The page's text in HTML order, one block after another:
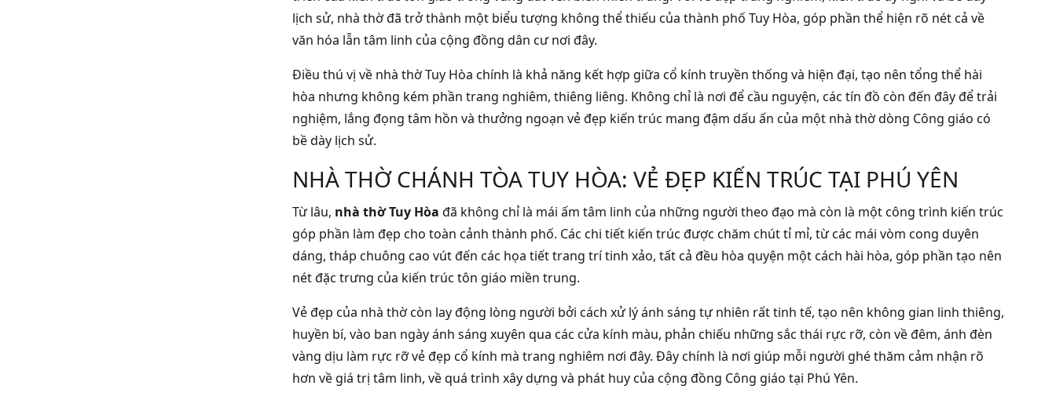
lịch sử, nhà thờ đã trở thành một biểu tượng không thể thiếu của thành phố Tuy Hòa, góp phần thể hiện rõ nét cả về
văn hóa lẫn tâm linh của cộng đồng dân cư nơi đây.
Điều thú vị về nhà thờ Tuy Hòa chính là khả năng kết hợp giữa cổ kính truyền thống và hiện đại, tạo nên tổng thể hài
hòa nhưng không kém phần trang nghiêm, thiêng liêng. Không chỉ là nơi để cầu nguyện, các tín đồ còn đến đây để trải
nghiệm, lắng đọng tâm hồn và thưởng ngoạn vẻ đẹp kiến trúc mang đậm dấu ấn của một nhà thờ dòng Công giáo có
bề dày lịch sử.
NHÀ THỜ CHÁNH TÒA TUY HÒA: VẺ ĐẸP KIẾN TRÚC TẠI PHÚ YÊN
Từ lâu, nhà thờ Tuy Hòa đã không chỉ là mái ấm tâm linh của những người theo đạo mà còn là một công trình kiến trúc
góp phần làm đẹp cho toàn cảnh thành phố. Các chi tiết kiến trúc được chăm chút tỉ mỉ, từ các mái vòm cong duyên
dáng, tháp chuông cao vút đến các họa tiết trang trí tinh xảo, tất cả đều hòa quyện một cách hài hòa, góp phần tạo nên
nét đặc trưng của kiến trúc tôn giáo miền trung.
Vẻ đẹp của nhà thờ còn lay động lòng người bởi cách xử lý ánh sáng tự nhiên rất tinh tế, tạo nên không gian linh thiêng,
huyền bí, vào ban ngày ánh sáng xuyên qua các cửa kính màu, phản chiếu những sắc thái rực rỡ, còn về đêm, ánh đèn
vàng dịu làm rực rỡ vẻ đẹp cổ kính mà trang nghiêm nơi đây. Đây chính là nơi giúp mỗi người ghé thăm cảm nhận rõ
hơn về giá trị tâm linh, về quá trình xây dựng và phát huy của cộng đồng Công giáo tại Phú Yên.